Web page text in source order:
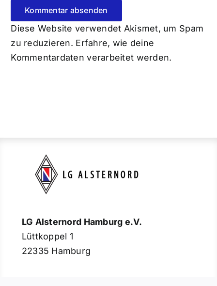
Diese Website verwendet Akismet, um Spam
zu reduzieren. Erfahre, wie deine
Kommentardaten verarbeitet werden.
LG Alsternord Hamburg e.V.
Lüttkoppel 1
22335 Hamburg